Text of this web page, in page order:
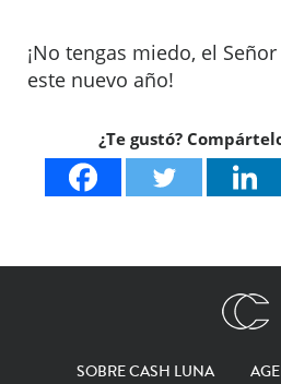
¡No tengas miedo, el
este nuevo año!
¿Te gustó?
SOBRE CASH LUNA